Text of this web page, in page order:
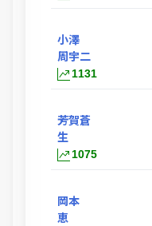
小澤
周宇二
1131
芳賀蒼
生
1075
岡本
恵